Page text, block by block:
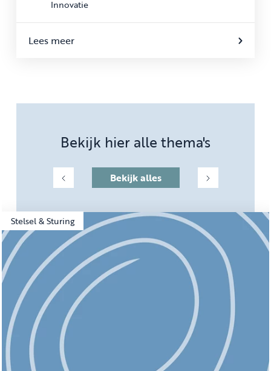
Innovatie
Lees meer
Bekijk hier alle thema's
Bekijk alles
Stelsel & Sturing